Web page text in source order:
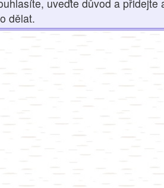
uveďte důvod a přidejte
dělat.